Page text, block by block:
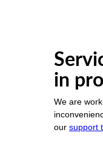
in
We are
our support